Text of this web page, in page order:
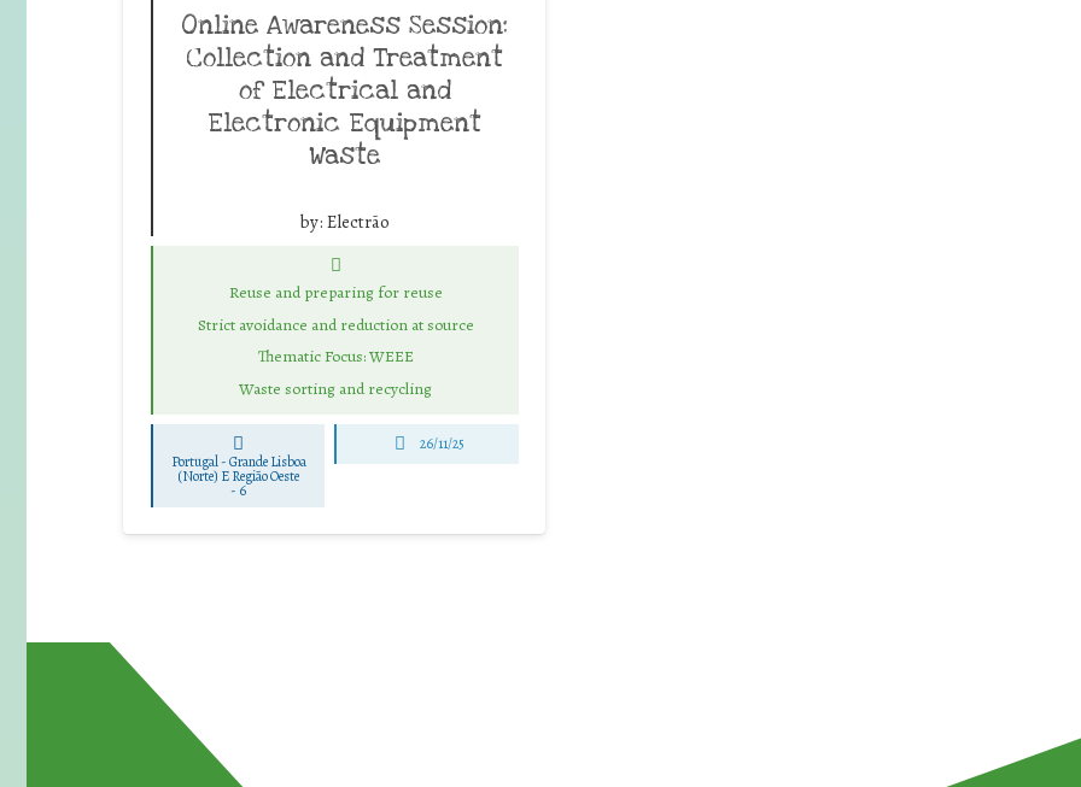
Online Awareness Session:
Collection and Treatment
of Electrical and
Electronic Equipment
Waste
by: Electrão
Reuse and preparing for reuse
Strict avoidance and reduction at source
Thematic Focus: WEEE
Waste sorting and recycling
Portugal - Grande Lisboa
(Norte) E Região Oeste
- 6
26/11/25